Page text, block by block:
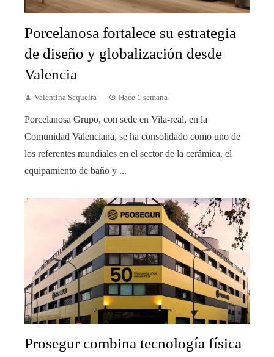
Porcelanosa fortalece su estrategia
de diseño y globalización desde
Valencia
Valentina Sequeira Hace 1 semana
Porcelanosa Grupo, con sede en Vila-real, en la
Comunidad Valenciana, se ha consolidado como uno de
los referentes mundiales en el sector de la cerámica, el
equipamiento de baño y ...
Prosegur combina tecnología física